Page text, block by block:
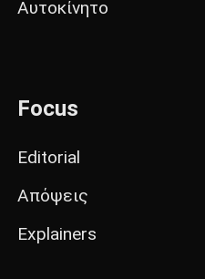
Αυτοκίνητο
Focus
Editorial
Απόψεις
Explainers